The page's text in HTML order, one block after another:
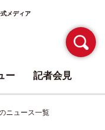
メディア
ニュース一覧
ー 記者会見